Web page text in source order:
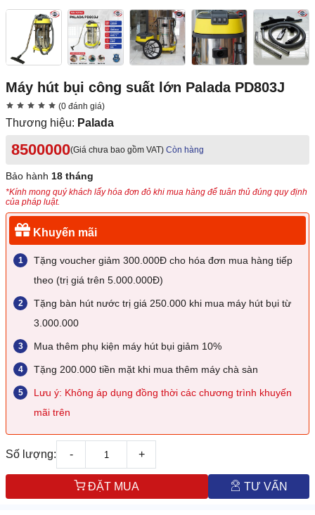
Máy hút bụi công suất lớn Palada PD803J
(0 đánh giá)
Thương hiệu: Palada
8500000(Giá chưa bao gồm VAT) Còn hàng
Bảo hành 18 tháng
*Kính mong quý khách lấy hóa đơn đỏ khi mua hàng để tuân thủ đúng quy định
của pháp luật.
Khuyến mãi
Tặng voucher giảm 300.000Đ cho hóa đơn mua hàng tiếp
theo (trị giá trên 5.000.000Đ)
Tặng bàn hút nước trị giá 250.000 khi mua máy hút bụi từ
3.000.000
Mua thêm phụ kiện máy hút bụi giảm 10%
Tặng 200.000 tiền mặt khi mua thêm máy chà sàn
Lưu ý: Không áp dụng đồng thời các chương trình khuyến
mãi trên
Số lượng: - +
ĐẶT MUA TƯ VẤN